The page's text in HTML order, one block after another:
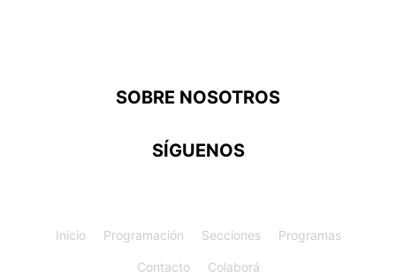
SOBRE NOSOTROS
SÍGUENOS
Inicio Programación Secciones Programas
Contacto Colaborá